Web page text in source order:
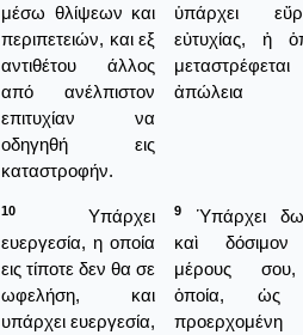
μέσω θλίψεων και
περιπετειών, και εξ
αντιθέτου άλλος
από ανέλπιστον
επιτυχίαν να
οδηγηθή εις
καταστροφήν.
ὑπάρχει
εὐτυχίας, ἡ
ἀπώλεια
10
Υπάρχει
ευεργεσία, η οποία
εις τίποτε δεν θα σε
ωφελήση, και
υπάρχει ευεργεσία,
9
Ὑπάρχει
καὶ
μέρους
ὁποία, ὡς